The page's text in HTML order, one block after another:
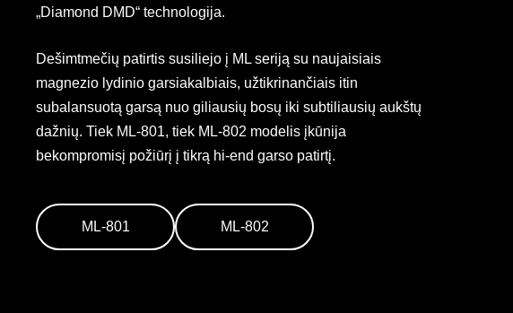
„Diamond DMD“ technologija.
Dešimtmečių patirtis susiliejo į ML seriją su naujaisiais
magnezio lydinio garsiakalbiais, užtikrinančiais itin
subalansuotą garsą nuo giliausių bosų iki subtiliausių aukštų
dažnių. Tiek ML-801, tiek ML-802 modelis įkūnija
bekompromisį požiūrį į tikrą hi-end garso patirtį.
​ML-801​ ​ML-802​